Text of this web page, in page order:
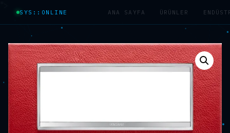
SYS::ONLINE ANA SAYFA ÜRÜNLER